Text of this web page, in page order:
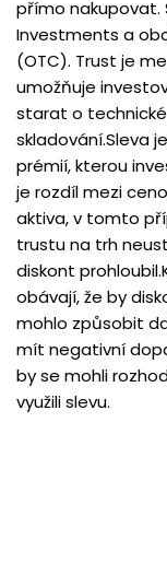
přímo nakupovat.
Investments a
(OTC). Trust je
umožňuje
starat o
skladování.Sleva
prémií, kterou
je rozdíl mezi
aktiva, v tomto
trustu na trh
diskont
obávají, že by
mohlo způsobit
mít negativní
by se mohli
využili slevu.